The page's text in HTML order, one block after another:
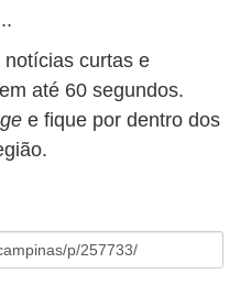
notícias curtas e
até 60 segundos.
e fique por dentro dos